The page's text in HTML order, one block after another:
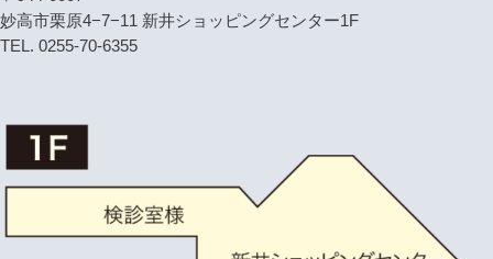
妙高市栗原4−7−11 新井ショッピングセンター1F
TEL. 0255-70-6355